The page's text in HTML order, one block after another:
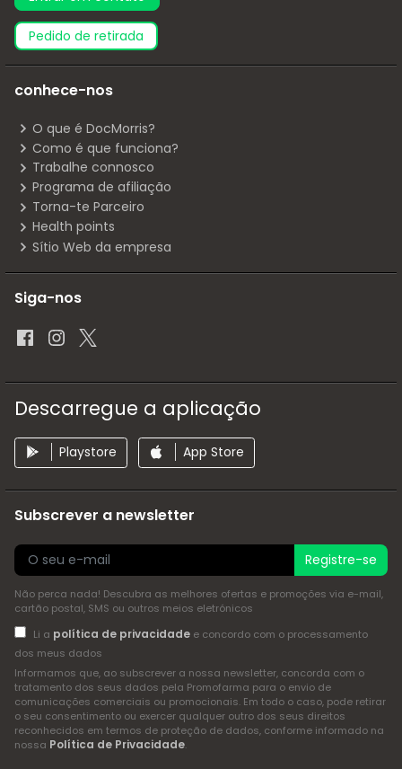
pedido de retirada
conhece-nos
O que é DocMorris?
Como é que funciona?
Trabalhe connosco
Programa de afiliação
Torna-te Parceiro
Health points
Sítio Web da empresa
Siga-nos
Descarregue a aplicação
Playstore App Store
Subscrever a newsletter
Registre-se
Não perca nada! Descubra as melhores ofertas e promoções via e-mail,
cartão postal, SMS ou outros meios eletrónicos
Li a política de privacidadee concordo com o processamento
dos meus dados
Informamos que, ao subscrever a nossa newsletter, concorda com o
tratamento dos seus dados pela Promofarma para o envio de
comunicações comerciais ou promocionais. Em todo o caso, pode retirar
o seu consentimento ou exercer qualquer outro dos seus direitos
reconhecidos em termos de proteção de dados, conforme informado na
nossa Política de Privacidade.